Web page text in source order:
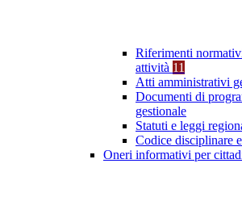
Riferimenti
attività 11
Atti amministrativi
Documenti di
gestionale
Statuti e leggi
Codice disciplinare
Oneri informativi per